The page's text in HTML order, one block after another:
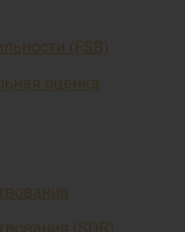
(FSB)
оценка
(SDR)